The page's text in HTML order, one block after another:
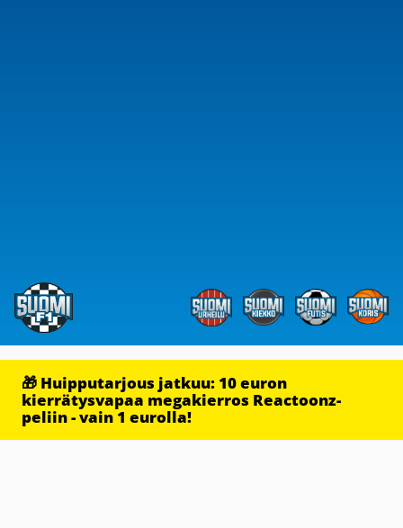
🎁 Huipputarjous jatkuu: 10 euron
kierrätysvapaa megakierros Reactoonz-
peliin - vain 1 eurolla!